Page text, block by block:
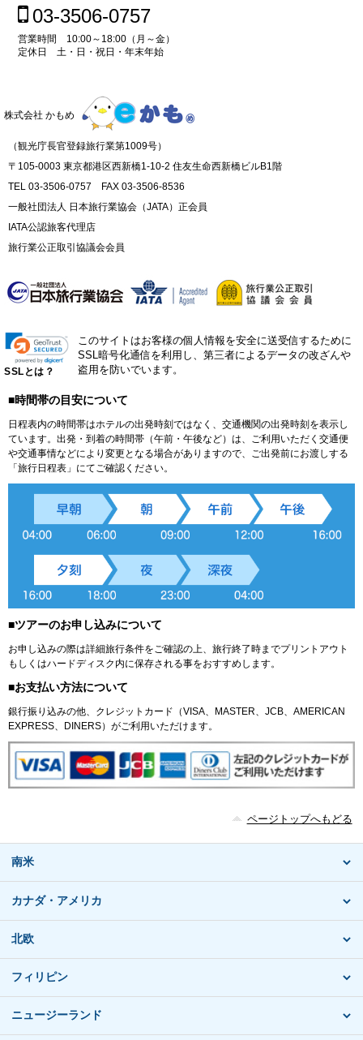
03-3506-0757
営業時間 10:00～18:00（月～金）
定休日 土・日・祝日・年末年始
株式会社 かもめ
（観光庁長官登録旅行業第1009号）
〒105-0003 東京都港区西新橋1-10-2 住友生命西新橋ビルB1階
TEL 03-3506-0757 FAX 03-3506-8536
一般社団法人 日本旅行業協会（JATA）正会員
IATA公認旅客代理店
旅行業公正取引協議会会員
SSLとは？
このサイトはお客様の個人情報を安全に送受信するために
SSL暗号化通信を利用し、第三者によるデータの改ざんや
盗用を防いでいます。
■時間帯の目安について
日程表内の時間帯はホテルの出発時刻ではなく、交通機関の出発時刻を表示し
ています。出発・到着の時間帯（午前・午後など）は、ご利用いただく交通便
や交通事情などにより変更となる場合がありますので、ご出発前にお渡しする
「旅行日程表」にてご確認ください。
■ツアーのお申し込みについて
お申し込みの際は詳細旅行条件をご確認の上、旅行終了時までプリントアウト
もしくはハードディスク内に保存される事をおすすめします。
■お支払い方法について
銀行振り込みの他、クレジットカード（VISA、MASTER、JCB、AMERICAN
EXPRESS、DINERS）がご利用いただけます。
ページトップへもどる
南米
カナダ・アメリカ
北欧
フィリピン
ニュージーランド